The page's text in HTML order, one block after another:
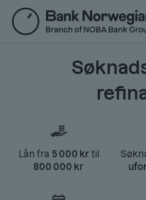
Hopp
til
hovedinnhold
Lån fra 5 000 kr til
800 000 kr